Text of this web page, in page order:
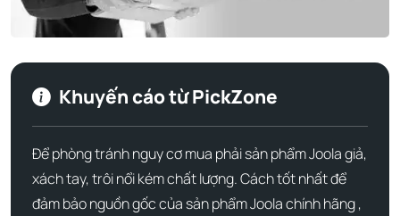
bền bỉ, ôm khít vừa vặn mà không gây áp lực hay đau khi
RJX Boost còn đạt chứng nhận an toàn ANSI Z87.1
va đập hiệu quả và
Thông số kỹ thuật:
Chiều rộng khung:135 mm
Khuyến cáo từ PickZone
Để phòng tránh nguy cơ mua phải sản phẩm Joola giả,
xách tay, trôi nổi kém chất lượng. Cách tốt nhất để
đảm bảo nguồn gốc của sản phẩm Joola chính hãng ,